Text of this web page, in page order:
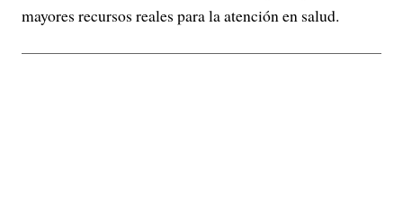
mayores recursos reales para la atención en salud.